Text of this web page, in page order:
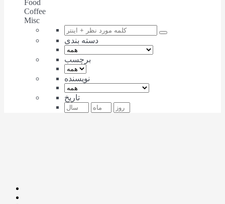
Food
Coffee
Misc
دسته بندی
برچسب
نویسنده
تاریخ